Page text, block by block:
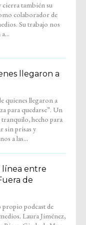
llegaron a
a las...
línea entre
de